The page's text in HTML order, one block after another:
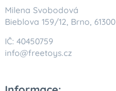
Milena Svobodová
Bieblova 159/12, Brno, 61300
IČ: 40450759
info@freetoys.cz